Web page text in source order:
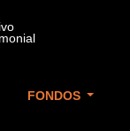
FONDOS